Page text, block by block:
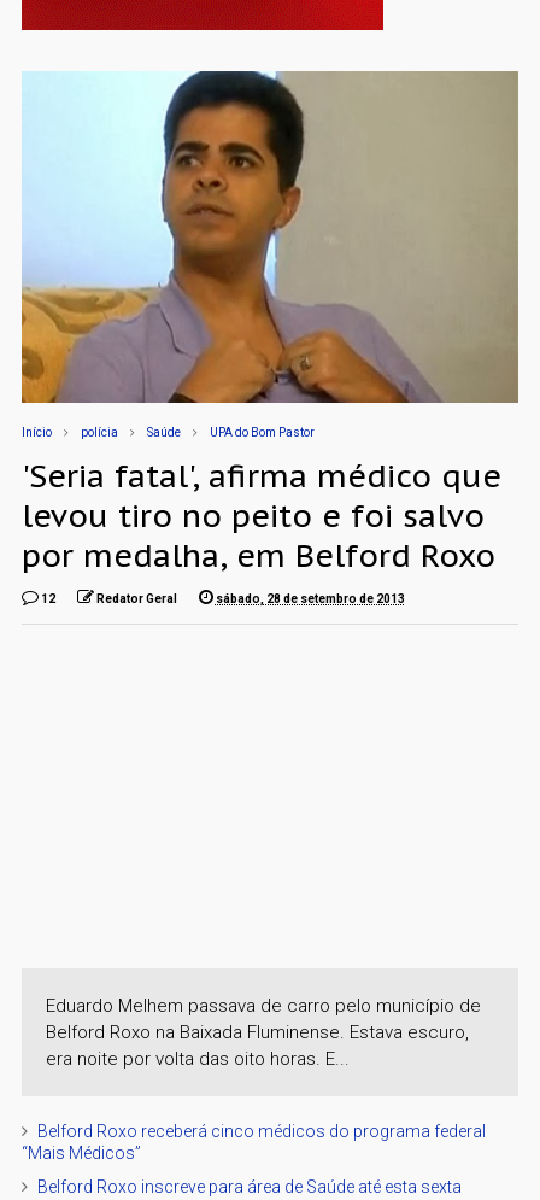
Início polícia Saúde UPA do Bom Pastor
'Seria fatal', afirma médico que
levou tiro no peito e foi salvo
por medalha, em Belford Roxo
12 Redator Geral sábado, 28 de setembro de 2013
Eduardo Melhem passava de carro pelo município de
Belford Roxo na Baixada Fluminense. Estava escuro,
era noite por volta das oito horas. E...
Belford Roxo receberá cinco médicos do programa federal
“Mais Médicos”
Belford Roxo inscreve para área de Saúde até esta sexta